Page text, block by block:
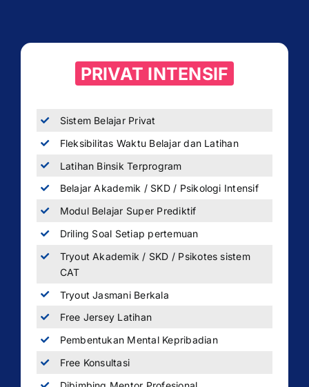
PRIVAT INTENSIF
Sistem Belajar Privat
Fleksibilitas Waktu Belajar dan Latihan
Latihan Binsik Terprogram
Belajar Akademik / SKD / Psikologi Intensif
Modul Belajar Super Prediktif
Driling Soal Setiap pertemuan
Tryout Akademik / SKD / Psikotes sistem
CAT
Tryout Jasmani Berkala
Free Jersey Latihan
Pembentukan Mental Kepribadian
Free Konsultasi